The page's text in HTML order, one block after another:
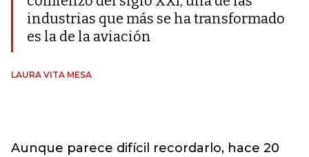
industrias que más se ha transformado
es la de la aviación
LAURA VITA MESA
Aunque parece difícil recordarlo, hace 20